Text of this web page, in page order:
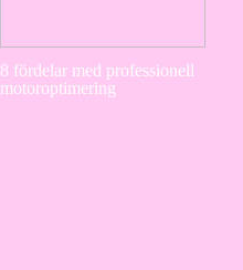
8 fördelar med professionell
motoroptimering